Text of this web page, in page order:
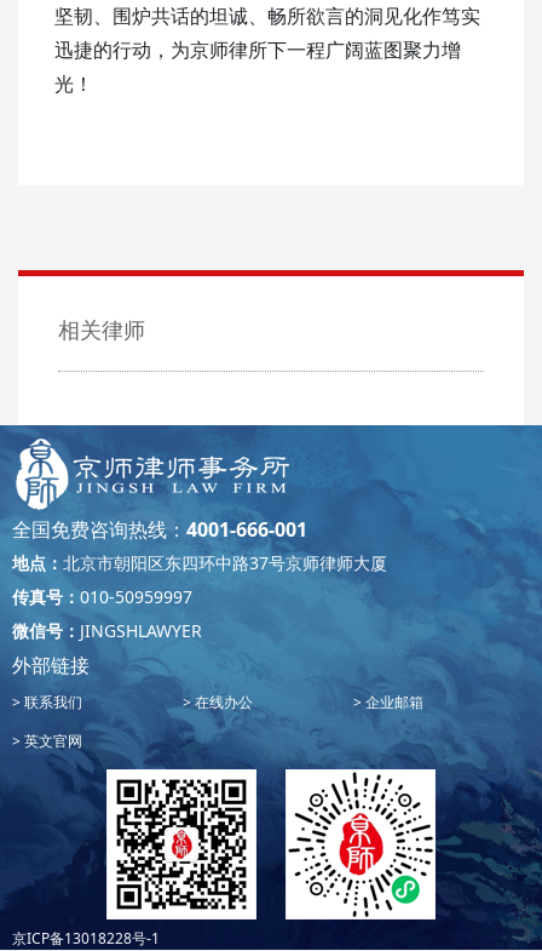
坚韧、围炉共话的坦诚、畅所欲言的洞见化作笃实
迅捷的行动，为京师律所下一程广阔蓝图聚力增
光！
相关律师
全国免费咨询热线： 4001-666-001
地点： 北京市朝阳区东四环中路37号京师律师大厦
传真号： 010-50959997
微信号： JINGSHLAWYER
外部链接
联系我们 在线办公
企业邮箱
英文官网
京ICP备13018228号-1